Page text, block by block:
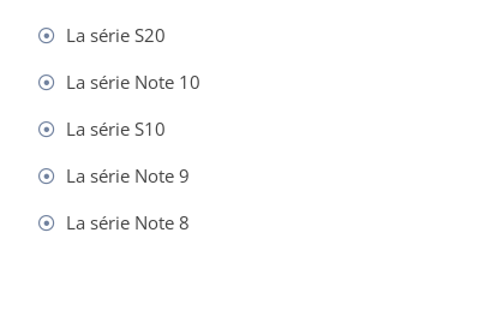
La série S20
La série Note 10
La série S10
La série Note 9
La série Note 8